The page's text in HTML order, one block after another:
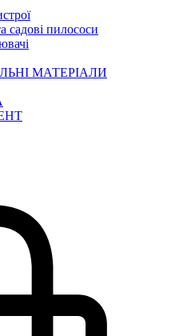
садові пилососи
МАТЕРІАЛИ